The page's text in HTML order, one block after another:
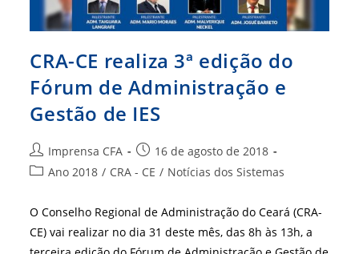
CRA-CE realiza 3ª edição do
Fórum de Administração e
Gestão de IES
Autor
do
Imprensa CFA
Post
publicado:
16 de agosto de 2018
Categoria
post:
Ano 2018 / CRA - CE / Notícias dos Sistemas
O Conselho Regional de Administração do Ceará (CRA-
CE) vai realizar no dia 31 deste mês, das 8h às 13h, a